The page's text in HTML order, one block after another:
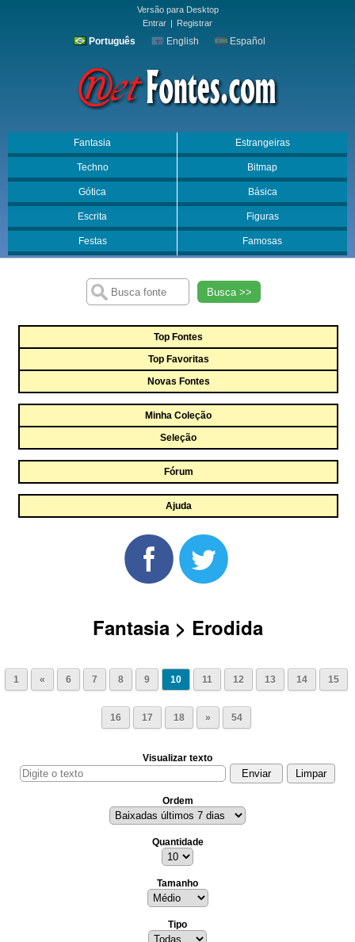
Versão para Desktop
Entrar | Registrar
Português English Español
Fantasia Estrangeiras
Techno Bitmap
Gótica Básica
Escrita Figuras
Festas Famosas
Busca >>
Top Fontes
Top Favoritas
Novas Fontes
Minha Coleção
Seleção
Fórum
Ajuda
Fantasia > Erodida
1 « 6 7 8 9 10 11 12 13 14 15
16 17 18 » 54
Visualizar texto
Ordem
Quantidade
Tamanho
Tipo